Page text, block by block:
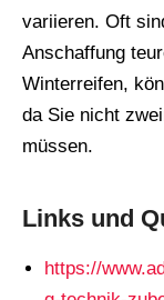
variieren. Oft
Anschaffung
Winterreifen,
da Sie nicht
müssen.
Links und
https://